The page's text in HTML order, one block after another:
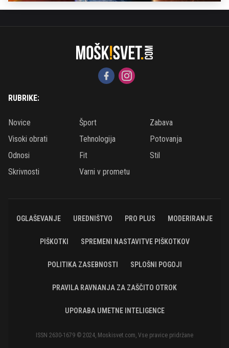
RUBRIKE:
Novice Šport
Zabava
Visoki obrati
Tehnologija
Potovanja
Odnosi
Fit
Stil
Skrivnosti
Varni v prometu
OGLAŠEVANJE UREDNIŠTVO PRO PLUS MODERIRANJE
PIŠKOTKI SPREMENI NASTAVITVE PIŠKOTKOV
POLITIKA ZASEBNOSTI SPLOŠNI POGOJI
PRAVILA RAVNANJA ZA ZAŠČITO OTROK
UPORABA UMETNE INTELIGENCE
ISSN 2630-1679 © 2024, Moskisvet.com, Vse pravice pridržane